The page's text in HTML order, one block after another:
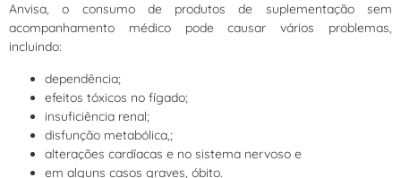
Anvisa, o consumo de produtos de suplementação sem
acompanhamento médico pode causar vários problemas,
incluindo:
dependência;
efeitos tóxicos no fígado;
insuficiência renal;
disfunção metabólica,;
alterações cardíacas e no sistema nervoso e
em alguns casos graves, óbito.